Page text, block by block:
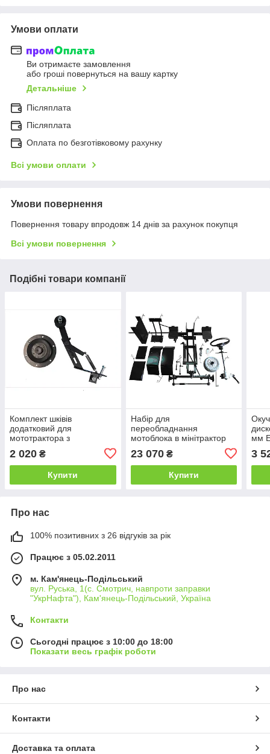
Умови оплати
Ви отримаєте замовлення
або гроші повернуться на вашу картку
Детальніше
Післяплата
Післяплата
Оплата по безготівковому рахунку
Всі умови оплати
Умови повернення
Повернення товару впродовж 14 днів за рахунок покупця
Всі умови повернення
Подібні товари компанії
Комплект шківів
додатковий для
мототрактора з
2 020 ₴
Купити
Набір для
переобладнання
мотоблока в мінітрактор
гальма)
23 070₴
Купити
мм
3
Про нас
100% позитивних з 26 відгуків за рік
Працює з 05.02.2011
м. Кам'янець-Подільський
вул. Руська, 1(с. Смотрич, навпроти заправки
"УкрНафта"), Кам'янець-Подільський, Україна
Контакти
Сьогодні працює з 10:00 до 18:00
Показати весь графік роботи
Про нас
Контакти
Доставка та оплата